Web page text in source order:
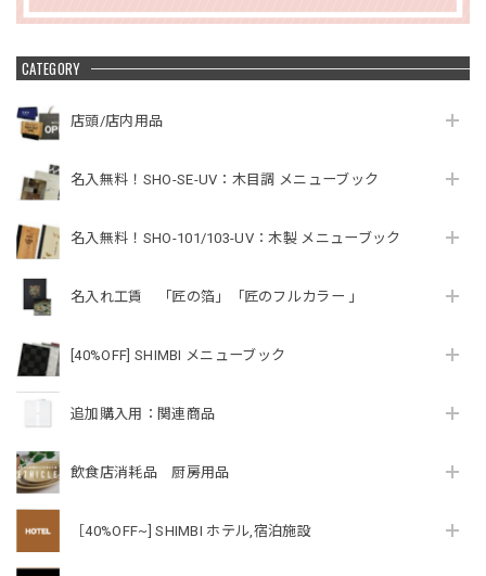
CATEGORY
店頭/店内用品
名入無料！SHO-SE-UV：木目調 メニューブック
名入無料！SHO-101/103-UV：木製 メニューブック
名入れ工賃 「匠の箔」「匠のフルカラー 」
[40%OFF] SHIMBI メニューブック
追加購入用：関連商品
飲食店消耗品 厨房用品
［40%OFF~] SHIMBI ホテル,宿泊施設